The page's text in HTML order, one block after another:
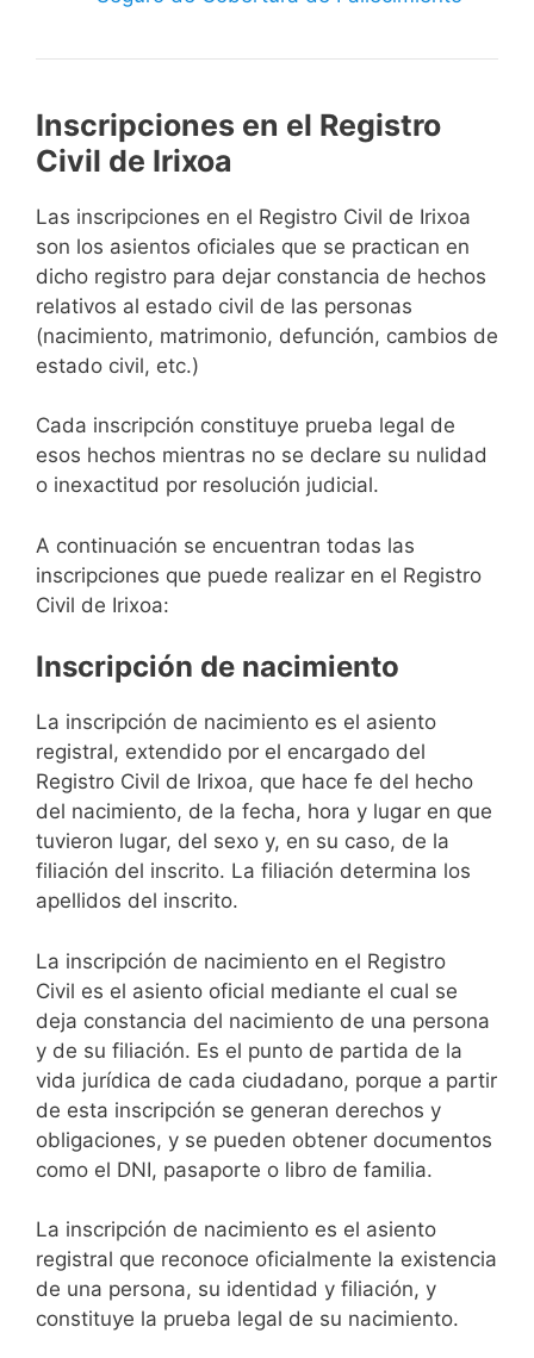
Inscripciones en el Registro
Civil de Irixoa
Las inscripciones en el Registro Civil de Irixoa
son los asientos oficiales que se practican en
dicho registro para dejar constancia de hechos
relativos al estado civil de las personas
(nacimiento, matrimonio, defunción, cambios de
estado civil, etc.)
Cada inscripción constituye prueba legal de
esos hechos mientras no se declare su nulidad
o inexactitud por resolución judicial.
A continuación se encuentran todas las
inscripciones que puede realizar en el Registro
Civil de Irixoa:
Inscripción de nacimiento
La inscripción de nacimiento es el asiento
registral, extendido por el encargado del
Registro Civil de Irixoa, que hace fe del hecho
del nacimiento, de la fecha, hora y lugar en que
tuvieron lugar, del sexo y, en su caso, de la
filiación del inscrito. La filiación determina los
apellidos del inscrito.
La inscripción de nacimiento en el Registro
Civil es el asiento oficial mediante el cual se
deja constancia del nacimiento de una persona
y de su filiación. Es el punto de partida de la
vida jurídica de cada ciudadano, porque a partir
de esta inscripción se generan derechos y
obligaciones, y se pueden obtener documentos
como el DNI, pasaporte o libro de familia.
La inscripción de nacimiento es el asiento
registral que reconoce oficialmente la existencia
de una persona, su identidad y filiación, y
constituye la prueba legal de su nacimiento.